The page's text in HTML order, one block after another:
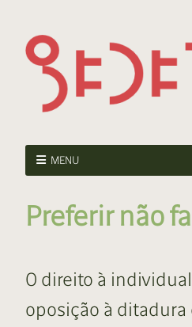
MENU
Preferir não
O direito à
oposição à ditadura